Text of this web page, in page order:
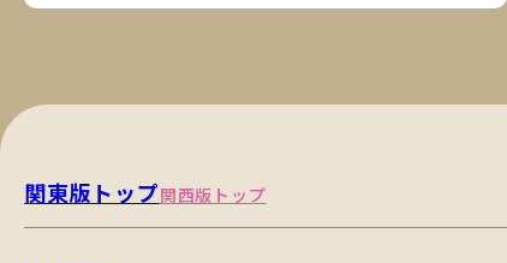
関東版トップ関西版トップ